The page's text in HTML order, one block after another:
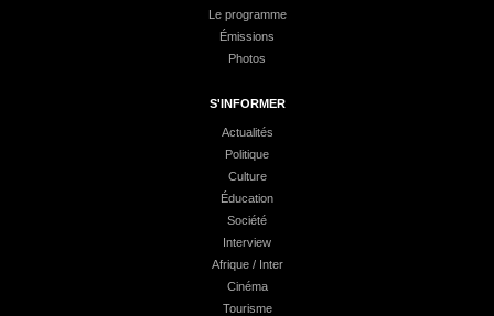
Le programme
Émissions
Photos
S'INFORMER
Actualités
Politique
Culture
Éducation
Société
Interview
Afrique / Inter
Cinéma
Tourisme